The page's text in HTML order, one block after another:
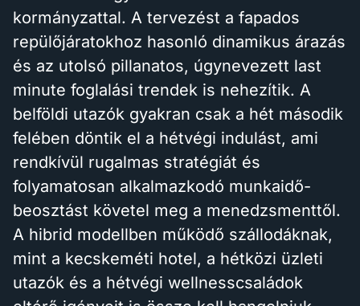
kormányzattal. A tervezést a fapados
repülőjáratokhoz hasonló dinamikus árazás
és az utolsó pillanatos, úgynevezett last
minute foglalási trendek is nehezítik. A
belföldi utazók gyakran csak a hét második
felében döntik el a hétvégi indulást, ami
rendkívül rugalmas stratégiát és
folyamatosan alkalmazkodó munkaidő-
beosztást követel meg a menedzsmenttől.
A hibrid modellben működő szállodáknak,
mint a kecskeméti hotel, a hétközi üzleti
utazók és a hétvégi wellnesscsaládok